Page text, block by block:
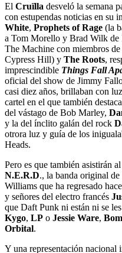
El Cruïlla desveló la semana
con estupendas noticias en su
White, Prophets of Rage (la
a Tom Morello y Brad Wilk de
The Machine con miembros
Cypress Hill) y The Roots,
imprescindible Things Fall
oficial del show de Jimmy
casi diez años, brillaban con
cartel en el que también
del vástago de Bob Marley,
y la del ínclito galán del rock
otrora luz y guía de los
Heads.
Pero es que también asistirán
N.E.R.D., la banda original de
Williams que ha regresado
y señores del electro francés
que Daft Punk ni están ni se
Kygo, LP o Jessie Ware,
Orbital.
Y una representación nacional